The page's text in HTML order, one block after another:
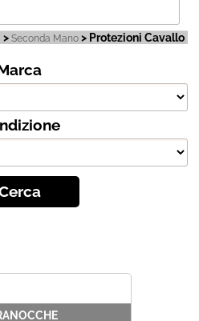
(invia la tua foto)
di vendita
F.A.Q.
> Seconda Mano > Protezioni Cavallo